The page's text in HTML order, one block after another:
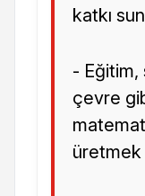
katkı
- Eğitim,
çevre
üretmek